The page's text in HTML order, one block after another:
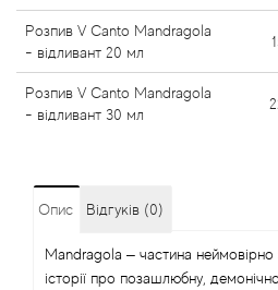
Розпив V Canto Mandragola
- відливант 20 мл
Розпив V Canto Mandragola
- відливант 30 мл
Опис Відгуків (0)
Mandragola – частина
історії про позашлюбну,